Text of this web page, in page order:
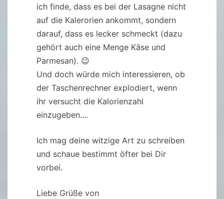
ich finde, dass es bei der Lasagne nicht
auf die Kalerorien ankommt, sondern
darauf, dass es lecker schmeckt (dazu
gehört auch eine Menge Käse und
Parmesan). 😉
Und doch würde mich interessieren, ob
der Taschenrechner explodiert, wenn
ihr versucht die Kalorienzahl
einzugeben….
Ich mag deine witzige Art zu schreiben
und schaue bestimmt öfter bei Dir
vorbei.
Liebe Grüße von